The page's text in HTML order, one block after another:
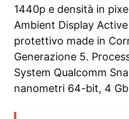
1440p e densità in
Ambient Display
protettivo made in
Generazione 5.
System Qualcomm
nanometri 64-bit, 4